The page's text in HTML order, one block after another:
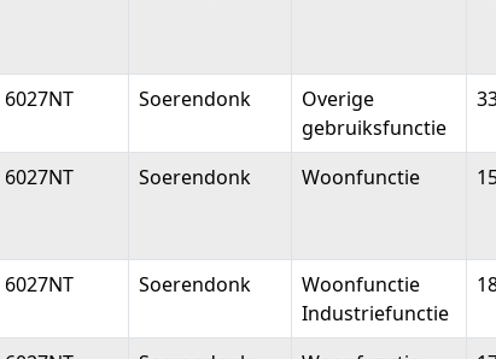
6027NT Soerendonk
Overige
gebruiksfunctie
6027NT Soerendonk Woonfunctie
6027NT Soerendonk
Woonfunctie
Industriefunctie